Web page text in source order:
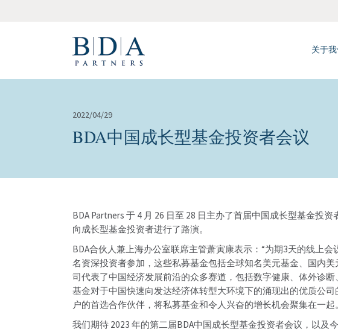
关于
2022/04/29
BDA中国成长型基金投资者会议
BDA Partners 于 4 月 26 日至 28 日主办了首届中国成长型基金投
向成长型基金投资者进行了路演。
BDA合伙人兼上海办公室联席主管萧寅康表示：“为期3天的线上
名资深投资者参加，这些私募基金包括全球知名美元基金、国内
司代表了中国经济发展前沿的众多赛道，包括数字健康、体外诊
基金对于中国快速向发达经济体转型大环境下的涌现出的优质公
户的首选合作伙伴，将私募基金和令人兴奋的增长机会聚集在一起
我们期待 2023 年的第二届BDA中国成长型基金投资者会议，以